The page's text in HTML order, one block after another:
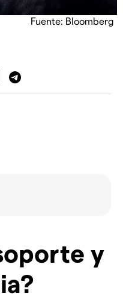
Fuente: Bloomberg
y